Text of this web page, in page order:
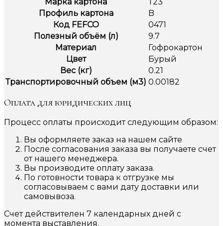
Профиль картона
B
Код FEFCO
0471
Полезный объём (л)
9.7
Материал
Гофрокартон
Цвет
Бурый
Вес (кг)
0.21
Транспортировочный объем (м3) 0.00182
Оплата для юридических лиц
Процесс оплаты происходит следующим образом:
Вы оформляете заказ на нашем сайте
После согласования заказа вы получаете счет
от нашего менеджера.
Вы производите оплату заказа.
По готовности товара к отгрузке мы
согласовываем с вами дату доставки или
самовывоза.
Счет действителен 7 календарных дней с
момента выставления.